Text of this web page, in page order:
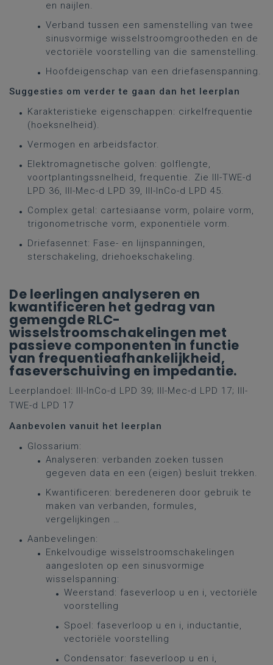
en naijlen.
Verband tussen een samenstelling van twee
sinusvormige wisselstroomgrootheden en de
vectoriële voorstelling van die samenstelling.
Hoofdeigenschap van een driefasenspanning.
Suggesties om verder te gaan dan het leerplan
Karakteristieke eigenschappen: cirkelfrequentie
(hoeksnelheid).
Vermogen en arbeidsfactor.
Elektromagnetische golven: golflengte,
voortplantingssnelheid, frequentie. Zie III-TWE-d
LPD 36, III-Mec-d LPD 39, III-InCo-d LPD 45.
Complex getal: cartesiaanse vorm, polaire vorm,
trigonometrische vorm, exponentiële vorm.
Driefasennet: Fase- en lijnspanningen,
sterschakeling, driehoekschakeling.
De leerlingen analyseren en
kwantificeren het gedrag van
gemengde RLC-
wisselstroomschakelingen met
passieve componenten in functie
van frequentieafhankelijkheid,
faseverschuiving en impedantie.
Leerplandoel: III-InCo-d LPD 39; III-Mec-d LPD 17; III-
TWE-d LPD 17
Aanbevolen vanuit het leerplan
Glossarium:
Analyseren: verbanden zoeken tussen
gegeven data en een (eigen) besluit trekken.
Kwantificeren: beredeneren door gebruik te
maken van verbanden, formules,
vergelijkingen …
Aanbevelingen:
Enkelvoudige wisselstroomschakelingen
aangesloten op een sinusvormige
wisselspanning:
Weerstand: faseverloop u en i, vectoriële
voorstelling
Spoel: faseverloop u en i, inductantie,
vectoriële voorstelling
Condensator: faseverloop u en i,